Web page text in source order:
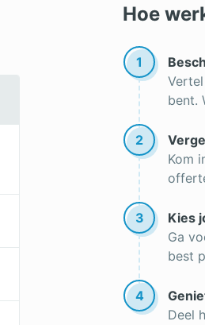
Hoe
1
bent.
2
Kom
3
Kies
Ga
best
4
Deel